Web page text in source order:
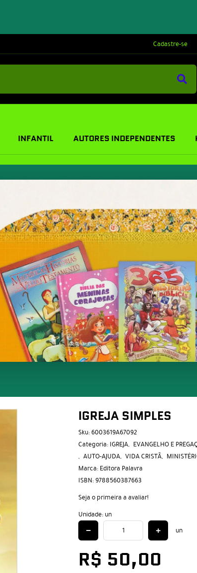
Cadastre-se
INFANTIL AUTORES INDEPENDENTES
IGREJA SIMPLES
Sku: 6003619A67092
Categoria: IGREJA EVANGELHO E
AUTO-AJUDA VIDA CRISTÃ
Marca: Editora Palavra
ISBN: 9788560387663
Seja o primeira a avaliar!
Unidade: un
un
R$ 50,00